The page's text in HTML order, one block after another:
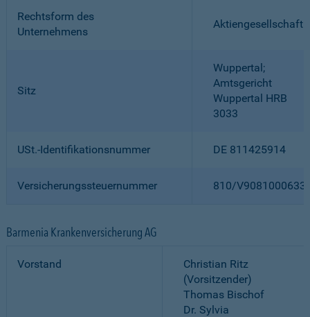
Rechtsform des
Unternehmens
Aktiengesellschaft
Sitz
Wuppertal;
Amtsgericht
Wuppertal HRB
3033
USt.-Identifikationsnummer DE 811425914
Versicherungssteuernummer 810/
Barmenia Krankenversicherung AG
Vorstand
Christian Ritz
(Vorsitzender)
Thomas Bischof
Dr. Sylvia